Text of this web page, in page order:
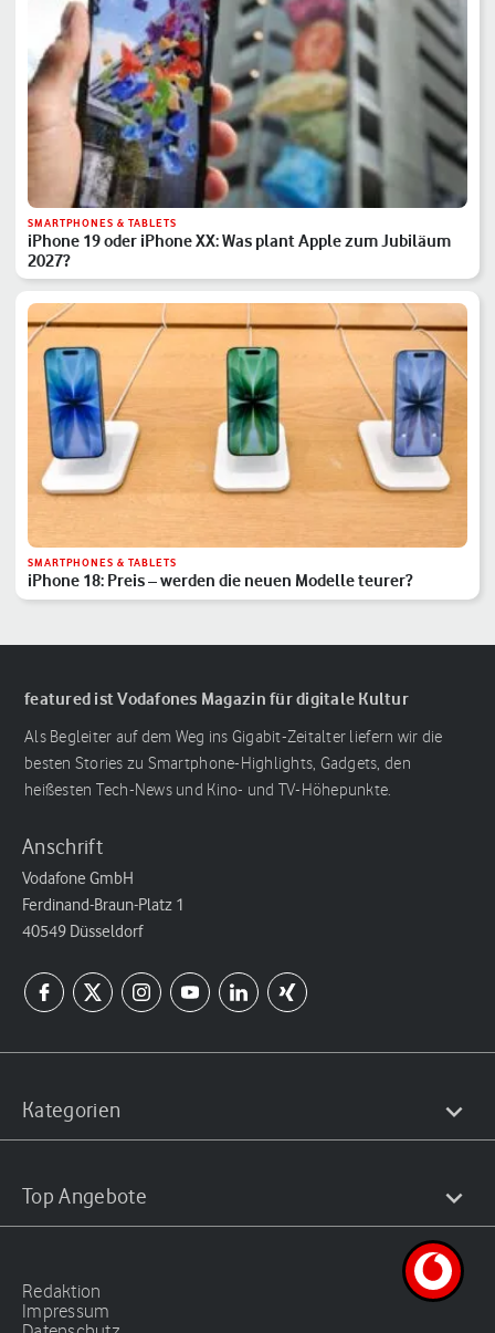
SMARTPHONES & TABLETS
iPhone 19 oder iPhone XX: Was plant Apple zum Jubiläum
2027?
SMARTPHONES & TABLETS
iPhone 18: Preis – werden die neuen Modelle teurer?
featured ist Vodafones Magazin für digitale Kultur
Als Begleiter auf dem Weg ins Gigabit-Zeitalter liefern wir die
besten Stories zu Smartphone-Highlights, Gadgets, den
heißesten Tech-News und Kino- und TV-Höhepunkte.
Anschrift
Vodafone GmbH
Ferdinand-Braun-Platz 1
40549 Düsseldorf
Kategorien
Top Angebote
Redaktion
Impressum